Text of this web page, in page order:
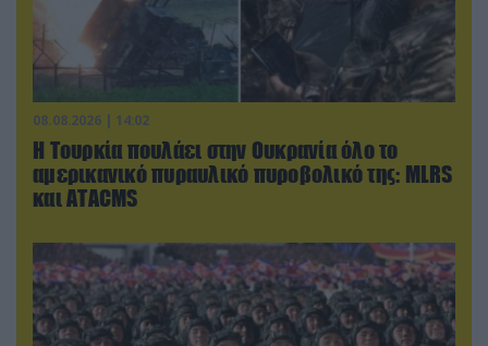
08.08.2026 | 14:02
Η Τουρκία πουλάει στην Ουκρανία όλο το
αμερικανικό πυραυλικό πυροβολικό της: MLRS
και ΑΤΑCMS